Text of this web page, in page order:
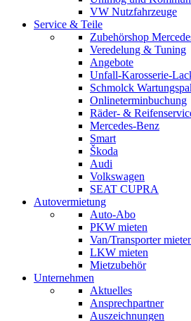
VW Nutzfahrzeuge
Service & Teile
Zubehörshop
Veredelung & Tuning
Angebote
Unfall-Karosserie-
Schmolck
Onlineterminbuchung
Räder- &
Mercedes-Benz
Smart
Škoda
Audi
Volkswagen
SEAT CUPRA
Autovermietung
Auto-Abo
PKW mieten
Van/Transporter
LKW mieten
Mietzubehör
Unternehmen
Aktuelles
Ansprechpartner
Auszeichnungen